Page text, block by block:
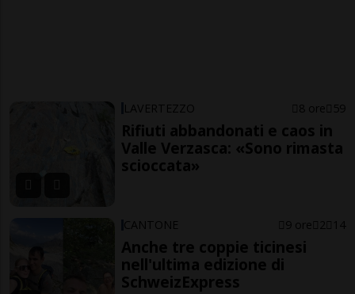
LAVERTEZZO 8 ore 59
Rifiuti abbandonati e caos in
Valle Verzasca: «Sono rimasta
scioccata»
CANTONE 9 ore 2 14
Anche tre coppie ticinesi
nell'ultima edizione di
SchweizExpress